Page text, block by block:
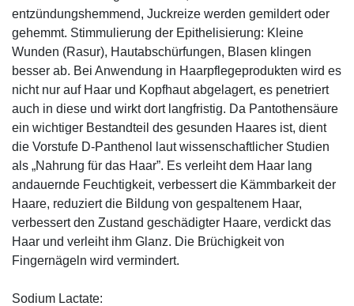
entzündungshemmend, Juckreize werden gemildert oder
gehemmt. Stimmulierung der Epithelisierung: Kleine
Wunden (Rasur), Hautabschürfungen, Blasen klingen
besser ab. Bei Anwendung in Haarpflegeprodukten wird es
nicht nur auf Haar und Kopfhaut abgelagert, es penetriert
auch in diese und wirkt dort langfristig. Da Pantothensäure
ein wichtiger Bestandteil des gesunden Haares ist, dient
die Vorstufe D-Panthenol laut wissenschaftlicher Studien
als „Nahrung für das Haar”. Es verleiht dem Haar lang
andauernde Feuchtigkeit, verbessert die Kämmbarkeit der
Haare, reduziert die Bildung von gespaltenem Haar,
verbessert den Zustand geschädigter Haare, verdickt das
Haar und verleiht ihm Glanz. Die Brüchigkeit von
Fingernägeln wird vermindert.
Sodium Lactate: